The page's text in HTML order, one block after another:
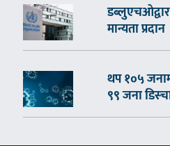
मान्यता प्रदान
थप १०५
९९ जना